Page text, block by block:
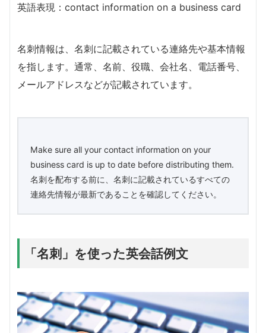
英語表現：contact information on a business card
名刺情報は、名刺に記載されている連絡先や基本情報
を指します。通常、名前、役職、会社名、電話番号、
メールアドレスなどが記載されています。
Make sure all your contact information on your
business card is up to date before distributing them.
名刺を配布する前に、名刺に記載されているすべての
連絡先情報が最新であることを確認してください。
「名刺」を使った英会話例文